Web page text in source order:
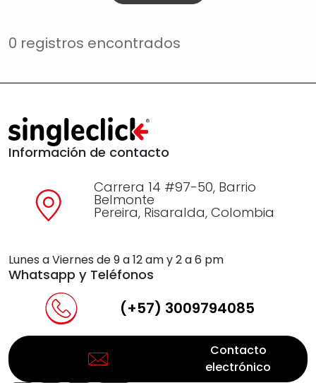
0 registros encontrados
Información de contacto
Carrera 14 #97-50, Barrio
Belmonte
Pereira, Risaralda, Colombia
Lunes a Viernes de 9 a 12 am y 2 a 6 pm
Whatsapp y Teléfonos
(+57) 3009794085
Contacto
electrónico